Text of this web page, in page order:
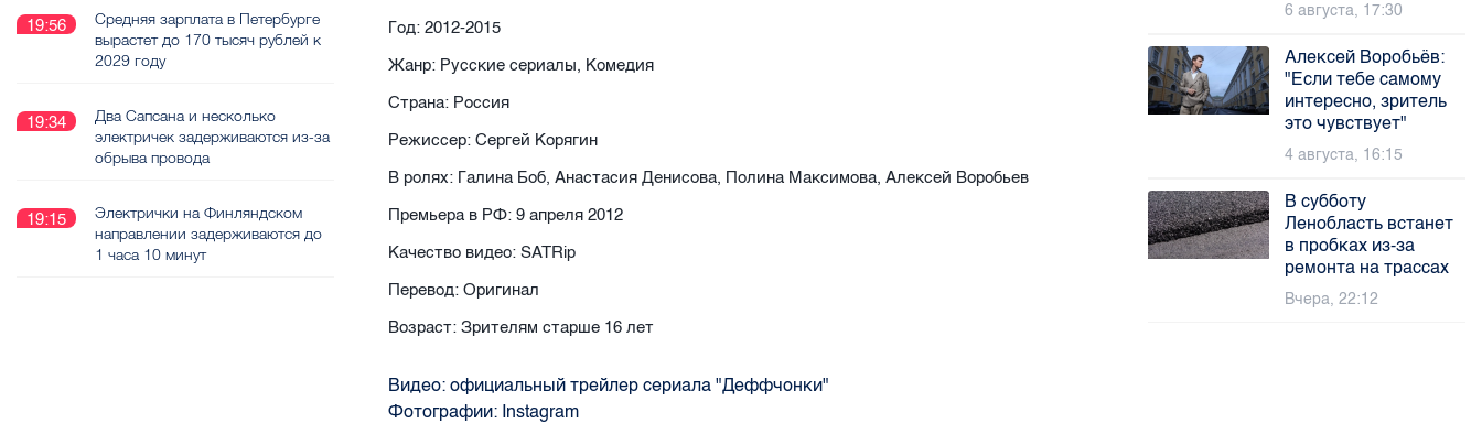
Год: 2012-2015
Жанр: Русские сериалы, Комедия
Страна: Россия
Режиссер: Сергей Корягин
В ролях: Галина Боб, Анастасия Денисова, Полина Максимова, Алексей Воробьев
Премьера в РФ: 9 апреля 2012
Качество видео: SATRip
Перевод: Оригинал
Возраст: Зрителям старше 16 лет
Видео: официальный трейлер сериала "Деффчонки"
Фотографии: Instagram
19:56
Средняя зарплата в Петербурге
вырастет до 170 тысяч рублей к
2029 году
19:34
Два Сапсана и несколько
электричек задерживаются из-за
обрыва провода
19:15
Электрички на Финляндском
направлении задерживаются до
1 часа 10 минут
6 августа, 17:30
Алексей Воробьёв:
"Если тебе самому
интересно, зритель
это чувствует"
4 августа, 16:15
В субботу
Ленобласть встанет
в пробках из-за
ремонта на трассах
Вчера, 22:12